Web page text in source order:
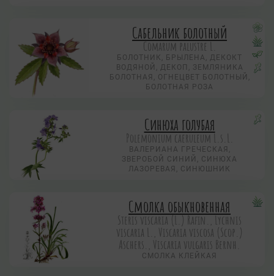
Сабельник болотный
Comarum palustre L.
БОЛОТНИК, БРЫЛЕНА, ДЕКОКТ
ВОДЯНОЙ, ДЕКОП, ЗЕМЛЯНИКА
БОЛОТНАЯ, ОГНЕЦВЕТ БОЛОТНЫЙ,
БОЛОТНАЯ РОЗА
Синюха голубая
Polemonium caeruleum L.s.L.
ВАЛЕРИАНА ГРЕЧЕСКАЯ,
ЗВЕРОБОЙ СИНИЙ, СИНЮХА
ЛАЗОРЕВАЯ, СИНЮШНИК
Смолка обыкновенная
Steris viscaria (L.) Rafin., Lychnis
viscaria L., Viscaria viscosa (Scop.)
Aschers., Viscaria vulgaris Bernh.
СМОЛКА КЛЕЙКАЯ